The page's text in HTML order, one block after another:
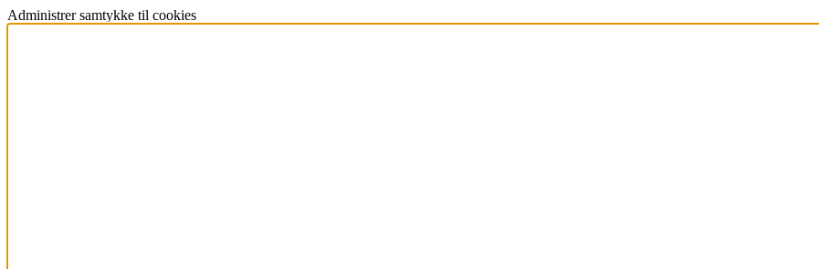
Administrer samtykke til cookies